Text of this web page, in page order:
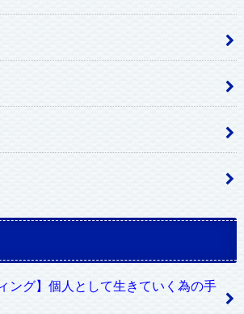
ング】個人として生きていく為の手